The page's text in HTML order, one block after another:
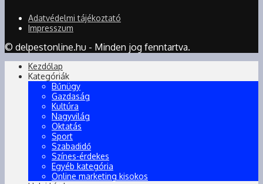
Adatvédelmi tájékoztató
Impresszum
© delpestonline.hu - Minden jog fenntartva.
Kezdőlap
Kategóriák
Bűnügy
Gazdaság
Kultúra
Nagyvilág
Oktatás
Sport
Szabadidő
Színes-érdekes
Egyéb kategória
Online marketing kisokos